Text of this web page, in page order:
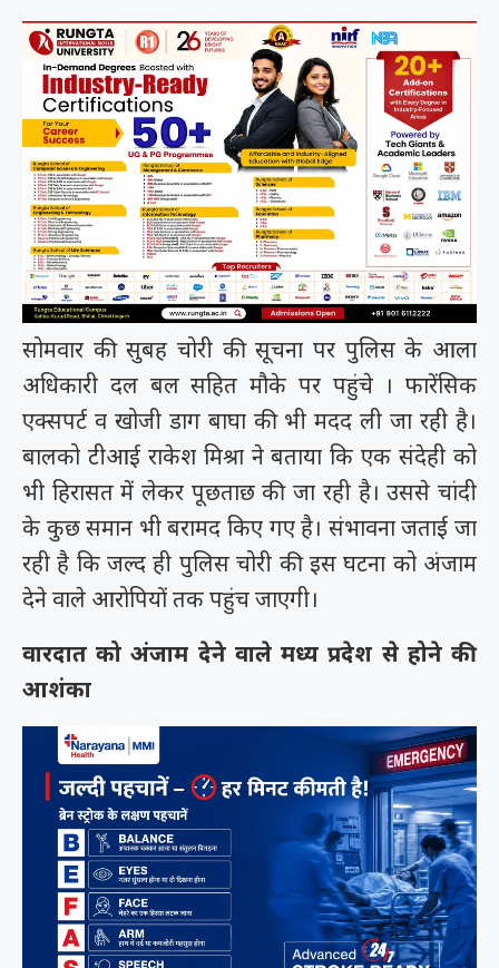
सोमवार की सुबह चोरी की सूचना पर पुलिस के आला
अधिकारी दल बल सहित मौके पर पहुंचे । फारेंसिक
एक्सपर्ट व खोजी डाग बाघा की भी मदद ली जा रही है।
बालको टीआई राकेश मिश्रा ने बताया कि एक संदेही को
भी हिरासत में लेकर पूछताछ की जा रही है। उससे चांदी
के कुछ समान भी बरामद किए गए है। संभावना जताई जा
रही है कि जल्द ही पुलिस चोरी की इस घटना को अंजाम
देने वाले आरोपियों तक पहुंच जाएगी।
वारदात को अंजाम देने वाले मध्य प्रदेश से होने की
आशंका